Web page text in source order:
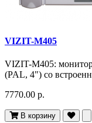
VIZIT-M405
VIZIT-M405:
(PAL, 4") со
7770.00 р.
В корзину